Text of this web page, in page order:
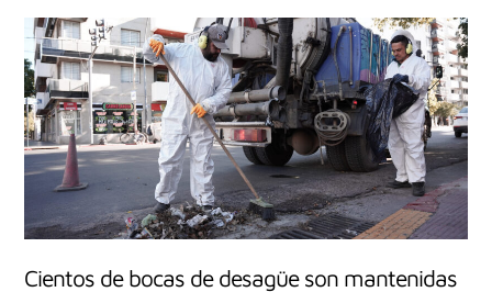
Cientos de bocas de desagüe son mantenidas